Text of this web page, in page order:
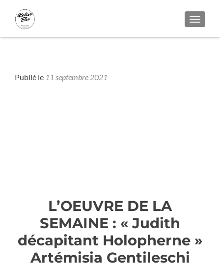
Publié le 11 septembre 2021
L’OEUVRE DE LA
SEMAINE : « Judith
décapitant Holopherne »
Artémisia Gentileschi